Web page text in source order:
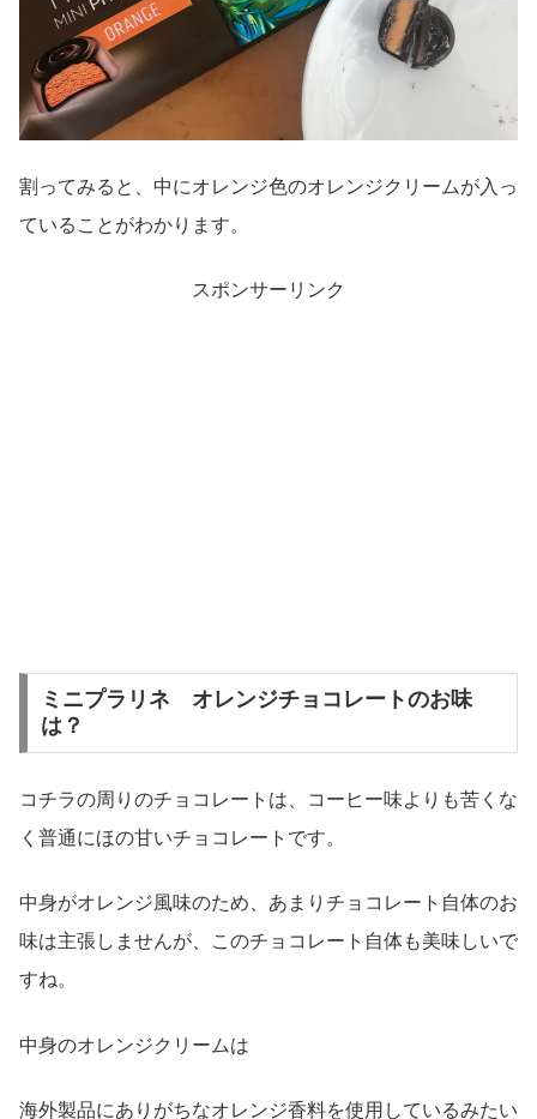
割ってみると、中にオレンジ色のオレンジクリームが入っ
ていることがわかります。
スポンサーリンク
ミニプラリネ オレンジチョコレートのお味
は？
コチラの周りのチョコレートは、コーヒー味よりも苦くな
く普通にほの甘いチョコレートです。
中身がオレンジ風味のため、あまりチョコレート自体のお
味は主張しませんが、このチョコレート自体も美味しいで
すね。
中身のオレンジクリームは
海外製品にありがちなオレンジ香料を使用しているみたい